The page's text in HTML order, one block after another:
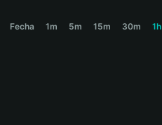
Español (Argentina)
Fecha 1m 5m 15m 30m 1h